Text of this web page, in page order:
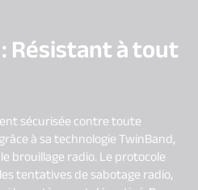
Résistant à tout
sécurisée contre toute
à sa technologie TwinBand,
brouillage radio. Le protocole
tentatives de sabotage radio,